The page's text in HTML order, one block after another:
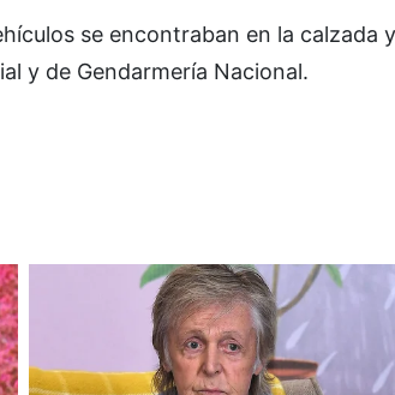
se encontraban en la
y de Gendarmería Nacional.